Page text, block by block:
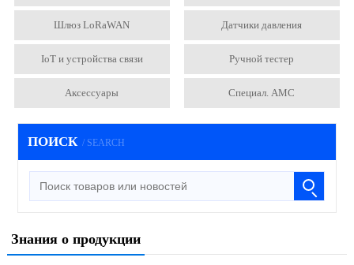
Шлюз LoRaWAN Датчики давления
IoT и устройства связи Ручной тестер
Аксессуары Специал. АМС
ПОИСК / SEARCH
Знания о продукции